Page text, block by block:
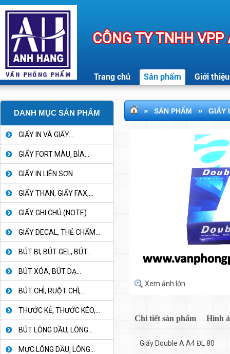
CÔNG TY TNHH
Trang chủ Sản phẩm Giới thiệu
DANH MỤC SẢN PHẨM
GIẤY IN VÀ GIẤY...
GIẤY FORT MÀU, BÌA...
GIẤY IN LIÊN SƠN
GIẤY THAN, GIẤY FAX,...
GIẤY GHI CHÚ (NOTE)
GIẤY DECAL, THẺ CHẤM...
BÚT BI, BÚT GEL, BÚT...
BÚT XÓA, BÚT DẠ...
BÚT CHÌ, RUỘT CHÌ,...
THƯỚC KẺ, THƯỚC KÉO,...
BÚT LÔNG DẦU, LÔNG...
MỰC LÔNG DẦU, LÔNG...
» SẢN PHẨM » GIẤY
Xem ảnh lớn
Chi tiết sản phẩm Hình
Giấy Double A A4 ĐL 80